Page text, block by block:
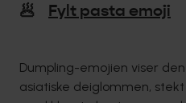
🥟 Fylt pasta emoji
Dumpling-emojien viser
asiatiske deiglommen,